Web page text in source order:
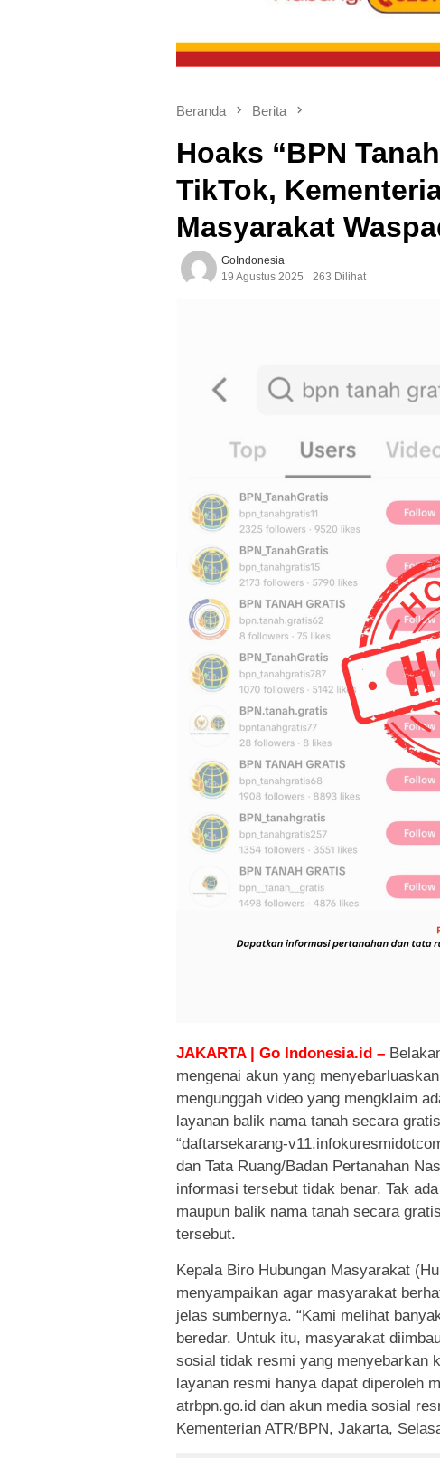
Beranda Berita
Hoaks “BPN
TikTok,
Masyarakat
GoIndonesia
19 Agustus 2025
263 Dilihat
JAKARTA | Go Indonesia.id –
mengenai akun yang
mengunggah video yang mengklaim
layanan balik nama tanah secara
“daftarsekarang-
dan Tata Ruang/Badan Pertanahan
informasi tersebut tidak benar. Tak
maupun balik nama tanah secara
tersebut.
Kepala Biro Hubungan Masyarakat
menyampaikan agar masyarakat
jelas sumbernya. “Kami melihat
beredar. Untuk itu, masyarakat
sosial tidak resmi yang menyebarkan
layanan resmi hanya dapat diperoleh
atrbpn.go.id dan akun media sosial
Kementerian ATR/BPN, Jakarta,